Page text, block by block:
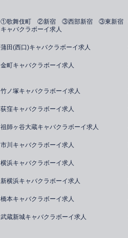
①歌舞伎町 ②新宿 ③西部新宿 ③東新宿
キャバクラボーイ求人
蒲田(西口)キャバクラボーイ求人
金町キャバクラボーイ求人
竹ノ塚キャバクラボーイ求人
荻窪キャバクラボーイ求人
祖師ヶ谷大蔵キャバクラボーイ求人
市川キャバクラボーイ求人
横浜キャバクラボーイ求人
新横浜キャバクラボーイ求人
橋本キャバクラボーイ求人
武蔵新城キャバクラボーイ求人